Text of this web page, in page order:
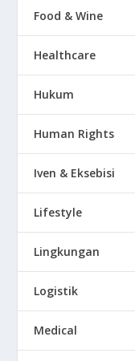
Food & Wine
Healthcare
Hukum
Human Rights
Iven & Eksebisi
Lifestyle
Lingkungan
Logistik
Medical